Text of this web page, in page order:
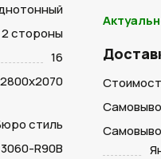
2 стороны
16
2800х2070
стиль
R90B